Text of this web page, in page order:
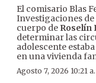
El comisario Blas
Investigaciones de
cuerpo de Roselín
determinar las
adolescente
en una vivienda
Agosto 7, 2026 10:21